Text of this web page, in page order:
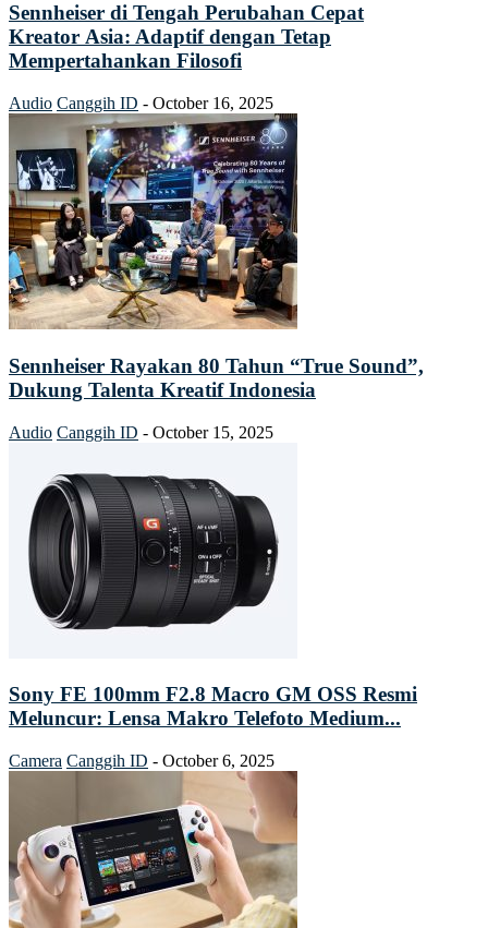
Sennheiser di Tengah Perubahan Cepat
Kreator Asia: Adaptif dengan Tetap
Mempertahankan Filosofi
Audio Canggih ID - October 16, 2025
Sennheiser Rayakan 80 Tahun “True Sound”,
Dukung Talenta Kreatif Indonesia
Audio Canggih ID - October 15, 2025
Sony FE 100mm F2.8 Macro GM OSS Resmi
Meluncur: Lensa Makro Telefoto Medium...
Camera Canggih ID - October 6, 2025